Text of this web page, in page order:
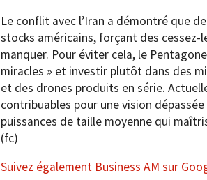
Le conflit avec l’Iran a démontré que
stocks américains, forçant des
manquer. Pour éviter cela, le
miracles » et investir plutôt dans des
et des drones produits en série.
contribuables pour une vision
puissances de taille moyenne qui
(fc)
Suivez également Business AM sur